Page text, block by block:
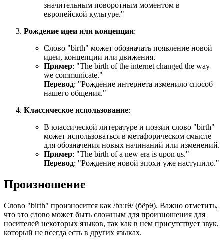
значительным поворотным моментом в
европейской культуре."
Рождение идеи или концепции:
Слово "birth" может обозначать появление новой
идеи, концепции или движения.
Пример: "The birth of the internet changed the way
we communicate."
Перевод: "Рождение интернета изменило способ
нашего общения."
Классическое использование:
В классической литературе и поэзии слово "birth"
может использоваться в метафорическом смысле
для обозначения новых начинаний или изменений.
Пример: "The birth of a new era is upon us."
Перевод: "Рождение новой эпохи уже наступило."
Произношение
Слово "birth" произносится как /bɜːrθ/ (бёрθ). Важно отметить,
что это слово может быть сложным для произношения для
носителей некоторых языков, так как в нем присутствует звук,
который не всегда есть в других языках.